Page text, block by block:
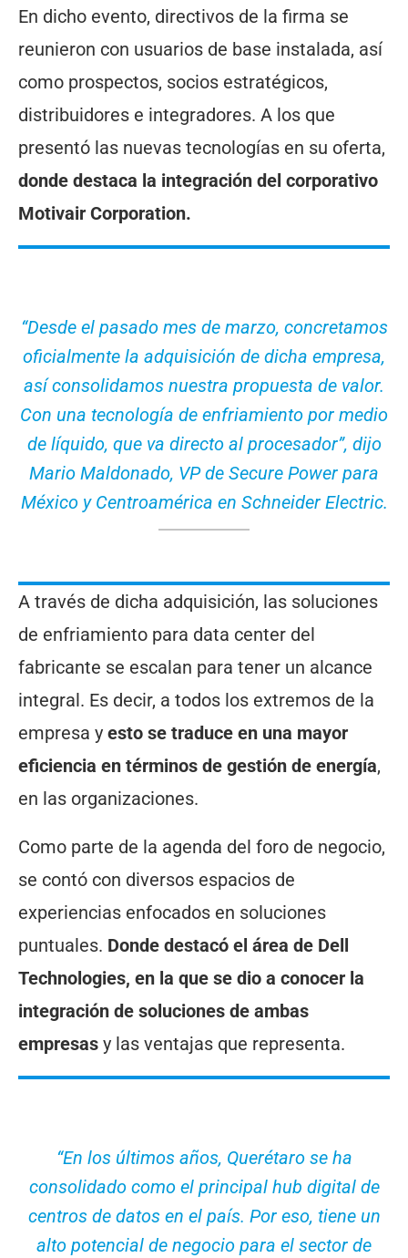
En dicho evento, directivos de la firma se
reunieron con usuarios de base instalada, así
como prospectos, socios estratégicos,
distribuidores e integradores. A los que
presentó las nuevas tecnologías en su oferta,
donde destaca la integración del corporativo
Motivair Corporation.
“Desde el pasado mes de marzo, concretamos
oficialmente la adquisición de dicha empresa,
así consolidamos nuestra propuesta de valor.
Con una tecnología de enfriamiento por medio
de líquido, que va directo al procesador”, dijo
Mario Maldonado, VP de Secure Power para
México y Centroamérica en Schneider Electric.
A través de dicha adquisición, las soluciones
de enfriamiento para data center del
fabricante se escalan para tener un alcance
integral. Es decir, a todos los extremos de la
empresa y esto se traduce en una mayor
eficiencia en términos de gestión de energía,
en las organizaciones.
Como parte de la agenda del foro de negocio,
se contó con diversos espacios de
experiencias enfocados en soluciones
puntuales. Donde destacó el área de Dell
Technologies, en la que se dio a conocer la
integración de soluciones de ambas
empresas y las ventajas que representa.
“En los últimos años, Querétaro se ha
consolidado como el principal hub digital de
centros de datos en el país. Por eso, tiene un
alto potencial de negocio para el sector de